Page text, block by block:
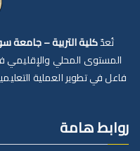
تُعدّكلية التربية – جامعة
المستوى المحلي والإقليمي
فاعل في تطوير العملية
روابط هامة